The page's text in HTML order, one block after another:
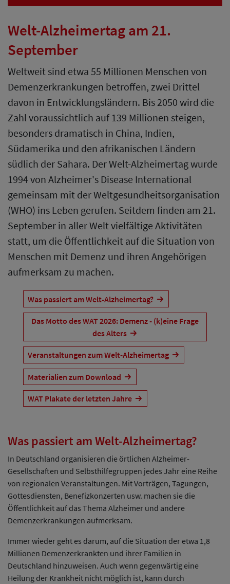
Welt-Alzheimertag am 21.
September
Weltweit sind etwa 55 Millionen Menschen von
Demenzerkrankungen betroffen, zwei Drittel
davon in Entwicklungsländern. Bis 2050 wird die
Zahl voraussichtlich auf 139 Millionen steigen,
besonders dramatisch in China, Indien,
Südamerika und den afrikanischen Ländern
südlich der Sahara. Der Welt-Alzheimertag wurde
1994 von Alzheimer's Disease International
gemeinsam mit der Weltgesundheitsorganisation
(WHO) ins Leben gerufen. Seitdem finden am 21.
September in aller Welt vielfältige Aktivitäten
statt, um die Öffentlichkeit auf die Situation von
Menschen mit Demenz und ihren Angehörigen
aufmerksam zu machen.
Was passiert am Welt-Alzheimertag?
Das Motto des WAT 2026: Demenz - (k)eine Frage
des Alters
Veranstaltungen zum Welt-Alzheimertag
Materialien zum Download
WAT Plakate der letzten Jahre
Was passiert am Welt-Alzheimertag?
In Deutschland organisieren die örtlichen Alzheimer-
Gesellschaften und Selbsthilfegruppen jedes Jahr eine Reihe
von regionalen Veranstaltungen. Mit Vorträgen, Tagungen,
Gottesdiensten, Benefizkonzerten usw. machen sie die
Öffentlichkeit auf das Thema Alzheimer und andere
Demenzerkrankungen aufmerksam.
Immer wieder geht es darum, auf die Situation der etwa 1,8
Millionen Demenzerkrankten und ihrer Familien in
Deutschland hinzuweisen. Auch wenn gegenwärtig eine
Heilung der Krankheit nicht möglich ist, kann durch